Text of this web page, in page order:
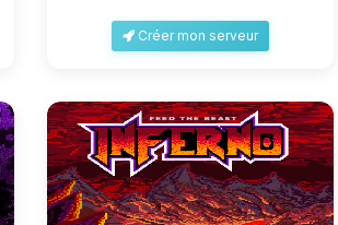
Créer mon serveur